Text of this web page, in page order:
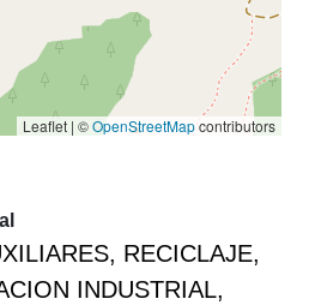
Leaflet | ©OpenStreetMapcontributors
RECICLAJE,
INDUSTRIAL,